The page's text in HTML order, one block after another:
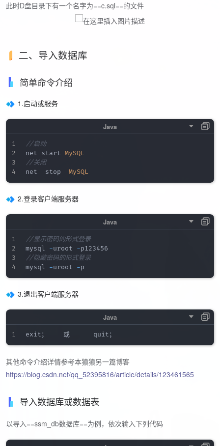
此时D盘目录下有一个名字为==c.sql==的文件
二、导入数据库
简单命令介绍
1.启动或服务
//启动
net start MySQL
//关闭
net  stop MySQL
2.登录客户端服务器
//显示密码的形式登录
mysql -uroot -
//隐藏密码的形式登录
mysql -uroot -
3.退出客户端服务器
其他命令介绍详情参考本猿猿另一篇博客
https://blog.csdn.net/qq_52395816/article/details/123461565
导入数据库或数据表
以导入==ssm_db数据库==为例，依次输入下列代码